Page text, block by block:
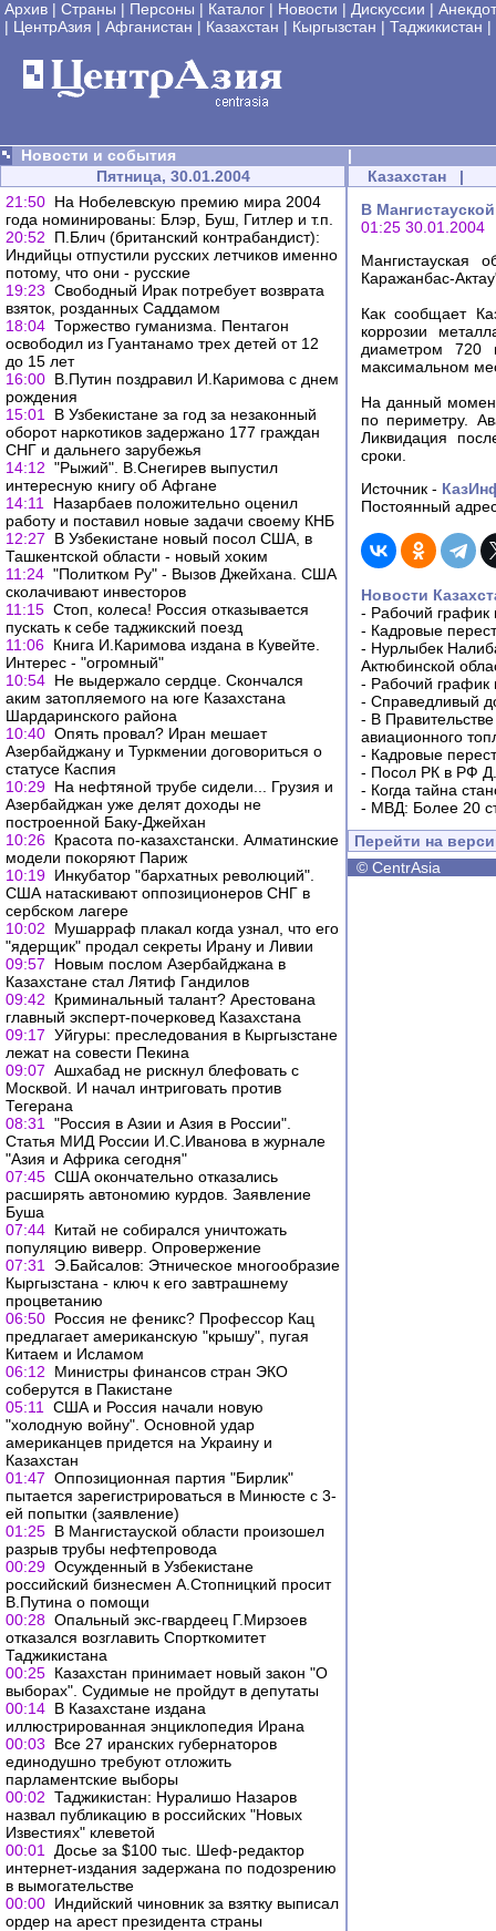
Архив | Страны | Персоны | Каталог | Новости | Дискуссии |
| ЦентрАзия | Афганистан | Казахстан | Кыргызстан | Таджикистан |
Новости и события
|
Пятница, 30.01.2004
21:50 На Нобелевскую премию мира 2004
года номинированы: Блэр, Буш, Гитлер и т.п.
20:52
П.Блич (британский контрабандист):
Индийцы отпустили русских летчиков именно
потому, что они - русские
19:23 Свободный Ирак потребует возврата
взяток, розданных Саддамом
18:04 Торжество гуманизма. Пентагон
освободил из Гуантанамо трех детей от 12
до 15 лет
16:00 В.Путин поздравил И.Каримова с днем
рождения
15:01
В Узбекистане за год за незаконный
оборот наркотиков задержано 177 граждан
СНГ и дальнего зарубежья
14:12 "Рыжий". В.Снегирев выпустил
интересную книгу об Афгане
14:11
Назарбаев положительно оценил
работу и поставил новые задачи своему КНБ
12:27
В Узбекистане новый посол США, в
Ташкентской области - новый хоким
11:24 "Политком Ру" - Вызов Джейхана. США
сколачивают инвесторов
11:15 Стоп, колеса! Россия отказывается
пускать к себе таджикский поезд
11:06 Книга И.Каримова издана в Кувейте.
Интерес - "огромный"
10:54 Не выдержало сердце. Скончался
аким затопляемого на юге Казахстана
Шардаринского района
10:40 Опять провал? Иран мешает
Азербайджану и Туркмении договориться о
статусе Каспия
10:29 На нефтяной трубе сидели... Грузия и
Азербайджан уже делят доходы не
построенной Баку-Джейхан
10:26 Красота по-казахстански. Алматинские
модели покоряют Париж
10:19 Инкубатор "бархатных революций".
США натаскивают оппозиционеров СНГ в
сербском лагере
10:02
Мушарраф плакал когда узнал, что его
"ядерщик" продал секреты Ирану и Ливии
09:57
Новым послом Азербайджана в
Казахстане стал Лятиф Гандилов
09:42
Криминальный талант? Арестована
главный эксперт-почерковед Казахстана
09:17 Уйгуры: преследования в Кыргызстане
лежат на совести Пекина
09:07 Ашхабад не рискнул блефовать с
Москвой. И начал интриговать против
Тегерана
08:31
"Россия в Азии и Азия в России".
Статья МИД России И.С.Иванова в журнале
"Азия и Африка сегодня"
07:45 США окончательно отказались
расширять автономию курдов. Заявление
Буша
07:44 Китай не собирался уничтожать
популяцию виверр. Опровержение
07:31
Э.Байсалов: Этническое многообразие
Кыргызстана - ключ к его завтрашнему
процветанию
06:50 Россия не феникс? Профессор Кац
предлагает американскую "крышу", пугая
Китаем и Исламом
06:12
Министры финансов стран ЭКО
соберутся в Пакистане
05:11
США и Россия начали новую
"холодную войну". Основной удар
американцев придется на Украину и
Казахстан
01:47 Оппозиционная партия "Бирлик"
пытается зарегистрироваться в Минюсте с 3-
ей попытки (заявление)
01:25 В Мангистауской области произошел
разрыв трубы нефтепровода
00:29 Осужденный в Узбекистане
российский бизнесмен А.Стопницкий просит
В.Путина о помощи
00:28 Опальный экс-гвардеец Г.Мирзоев
отказался возглавить Спорткомитет
Таджикистана
00:25 Казахстан принимает новый закон "О
выборах". Судимые не пройдут в депутаты
00:14 В Казахстане издана
иллюстрированная энциклопедия Ирана
00:03
Все 27 иранских губернаторов
единодушно требуют отложить
парламентские выборы
00:02 Таджикистан: Нуралишо Назаров
назвал публикацию в российских "Новых
Известиях" клеветой
00:01
Досье за $100 тыс. Шеф-редактор
интернет-издания задержана по подозрению
в вымогательстве
00:00 Индийский чиновник за взятку выписал
ордер на арест президента страны
Казахстан |
В
01:25 30.01.2004
Мангистауская
Каражанбас-
Как сообщает
коррозии
диаметром
максимальном
На данный
по периметру.
Ликвидация
сроки.
Источник -
Постоянный
Новости
- Рабочий график
- Кадровые
- Нурлыбек
Актюбинской
- Рабочий график
- Справедливый
- В
авиационного
- Кадровые
- Посол РК в РФ
- Когда тайна
- МВД: Более 20
Перейти на
© CentrAsia